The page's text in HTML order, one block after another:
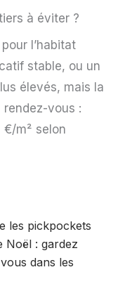
l’habitat
stable, ou un
élevés, mais la
vous :
m² selon
les pickpockets
Noël : gardez
dans les